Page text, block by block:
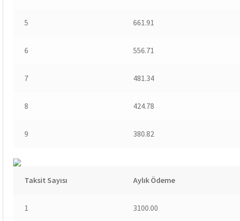
5 661.91
6 556.71
7 481.34
8 424.78
9 380.82
Taksit Sayısı Aylık Ödeme
1 3100.00